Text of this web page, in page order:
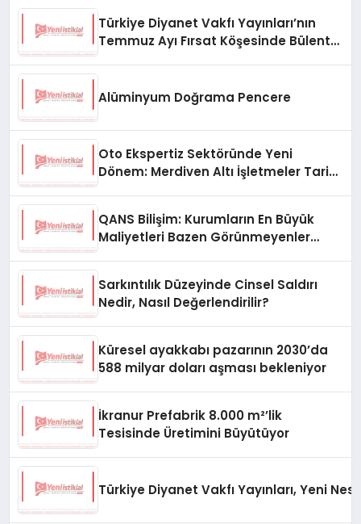
Türkiye Diyanet Vakfı Yayınları’nın
Temmuz Ayı Fırsat Köşesinde Bülent
Alüminyum Doğrama Pencere
Oto Ekspertiz Sektöründe Yeni
Dönem: Merdiven Altı İşletmeler Tarih
QANS Bilişim: Kurumların En Büyük
Maliyetleri Bazen Görünmeyenler
Sarkıntılık Düzeyinde Cinsel Saldırı
Nedir, Nasıl Değerlendirilir?
Küresel ayakkabı pazarının 2030’da
588 milyar doları aşması bekleniyor
İkranur Prefabrik 8.000 m²’lik
Tesisinde Üretimini Büyütüyor
Türkiye Diyanet Vakfı Yayınları, Yeni